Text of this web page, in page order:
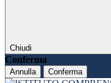
Chiudi
Conferma
Annulla Conferma